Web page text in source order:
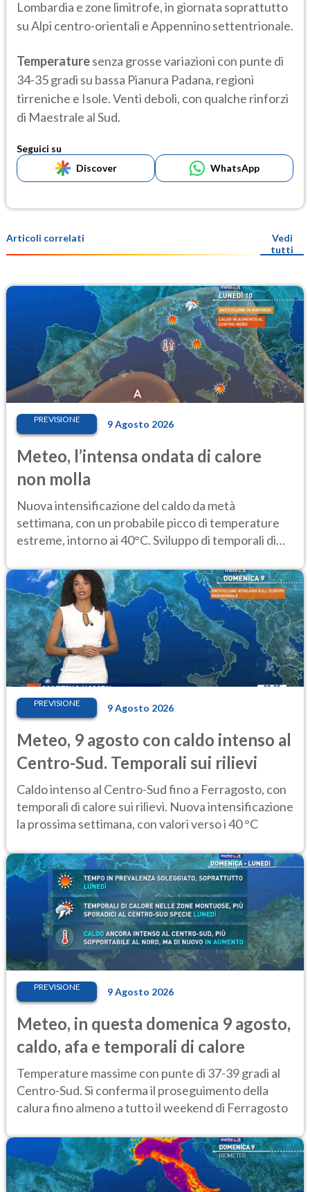
Lombardia e zone limitrofe, in giornata soprattutto
su Alpi centro-orientali e Appennino settentrionale.
Temperaturesenza grosse variazioni con punte di
34-35 gradi su bassa Pianura Padana, regioni
tirreniche e Isole. Venti deboli, con qualche rinforzi
di Maestrale al Sud.
Seguici su
Discover
WhatsApp
Articoli correlati
Vedi
tutti
PREVISIONE 9 Agosto 2026
Meteo, l’intensa ondata di calore
non molla
Nuova intensificazione del caldo da metà
settimana, con un probabile picco di temperature
estreme, intorno ai 40°C. Sviluppo di temporali di
PREVISIONE 9 Agosto 2026
Meteo, 9 agosto con caldo intenso al
Centro-Sud. Temporali sui rilievi
Caldo intenso al Centro-Sud fino a Ferragosto, con
temporali di calore sui rilievi. Nuova intensificazione
la prossima settimana, con valori verso i 40 °C
PREVISIONE 9 Agosto 2026
Meteo, in questa domenica 9 agosto,
caldo, afa e temporali di calore
Temperature massime con punte di 37-39 gradi al
Centro-Sud. Si conferma il proseguimento della
calura fino almeno a tutto il weekend di Ferragosto